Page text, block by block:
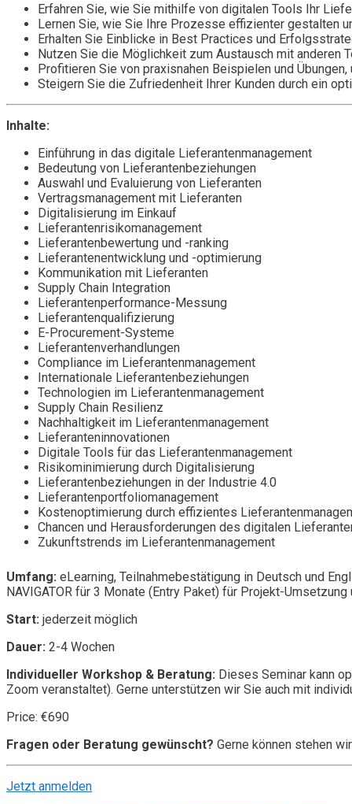
Erfahren Sie, wie Sie mithilfe von digitalen Tools Ihr
Lernen Sie, wie Sie Ihre Prozesse effizienter gestalten
Erhalten Sie Einblicke in Best Practices und
Nutzen Sie die Möglichkeit zum Austausch mit anderen
Profitieren Sie von praxisnahen Beispielen und
Steigern Sie die Zufriedenheit Ihrer Kunden durch ein
Inhalte:
Einführung in das digitale Lieferantenmanagement
Bedeutung von Lieferantenbeziehungen
Auswahl und Evaluierung von Lieferanten
Vertragsmanagement mit Lieferanten
Digitalisierung im Einkauf
Lieferantenrisikomanagement
Lieferantenbewertung und -ranking
Lieferantenentwicklung und -optimierung
Kommunikation mit Lieferanten
Supply Chain Integration
Lieferantenperformance-Messung
Lieferantenqualifizierung
E-Procurement-Systeme
Lieferantenverhandlungen
Compliance im Lieferantenmanagement
Internationale Lieferantenbeziehungen
Technologien im Lieferantenmanagement
Supply Chain Resilienz
Nachhaltigkeit im Lieferantenmanagement
Lieferanteninnovationen
Digitale Tools für das Lieferantenmanagement
Risikominimierung durch Digitalisierung
Lieferantenbeziehungen in der Industrie 4.0
Lieferantenportfoliomanagement
Kostenoptimierung durch effizientes
Chancen und Herausforderungen des digitalen
Zukunftstrends im Lieferantenmanagement
Umfang: eLearning, Teilnahmebestätigung in Deutsch und
NAVIGATOR für 3 Monate (Entry Paket) für Projekt-
Start: jederzeit möglich
Dauer: 2-4 Wochen
Individueller Workshop & Beratung: Dieses Seminar kann
Zoom veranstaltet). Gerne unterstützen wir Sie auch mit
Price: €690
Fragen oder Beratung gewünscht? Gerne können stehen
Jetzt anmelden